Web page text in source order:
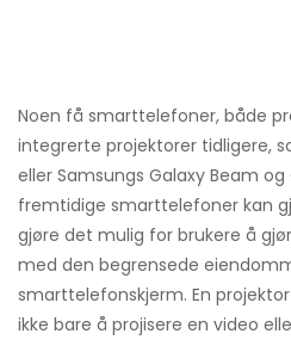
Noen få smarttelefoner, både
integrerte projektorer tidligere,
eller Samsungs Galaxy Beam og
fremtidige smarttelefoner kan
gjøre det mulig for brukere å
med den begrensede
smarttelefonskjerm. En
ikke bare å projisere en video